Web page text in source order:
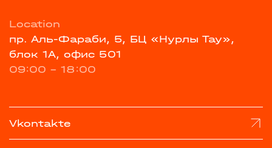
Location
пр. Аль-Фараби, 5, БЦ «Нурлы Тау»,
блок 1А, офис 501
09:00 - 18:00
Vkontakte